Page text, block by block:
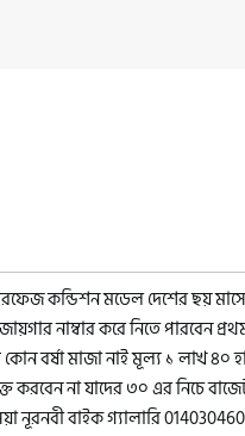
কন্ডিশন মডেল দেশের ছয়
নাম্বার করে নিতে পারবেন
বর্ষা মাজা নাই মূল্য ১ লাখ
করবেন না যাদের ৩০ এর নিচে
নূরনবী বাইক গ্যালারি